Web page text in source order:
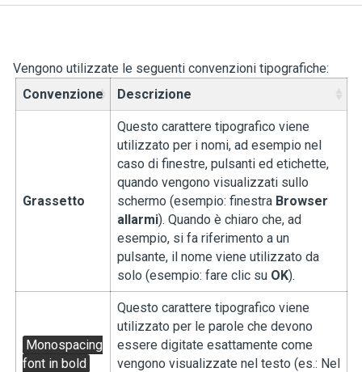
Vengono utilizzate le seguenti convenzioni tipografiche:
Convenzione
Descrizione
Grassetto
Questo carattere tipografico viene
utilizzato per i nomi, ad esempio nel
caso di finestre, pulsanti ed etichette,
quando vengono visualizzati sullo
schermo (esempio: finestra Browser
allarmi). Quando è chiaro che, ad
esempio, si fa riferimento a un
pulsante, il nome viene utilizzato da
solo (esempio: fare clic su OK).
Monospacing
font in bold
Questo carattere tipografico viene
utilizzato per le parole che devono
essere digitate esattamente come
vengono visualizzate nel testo (es.: Nel